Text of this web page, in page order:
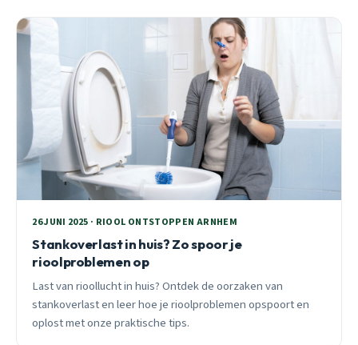
26 JUNI 2025 · RIOOL ONTSTOPPEN ARNHEM
Stankoverlast in huis? Zo spoor je
rioolproblemen op
Last van rioollucht in huis? Ontdek de oorzaken van
stankoverlast en leer hoe je rioolproblemen opspoort en
oplost met onze praktische tips.